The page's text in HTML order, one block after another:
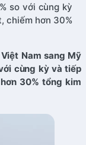
so với cùng kỳ
chiếm hơn 30%
Nam sang Mỹ
cùng kỳ và tiếp
30% tổng kim